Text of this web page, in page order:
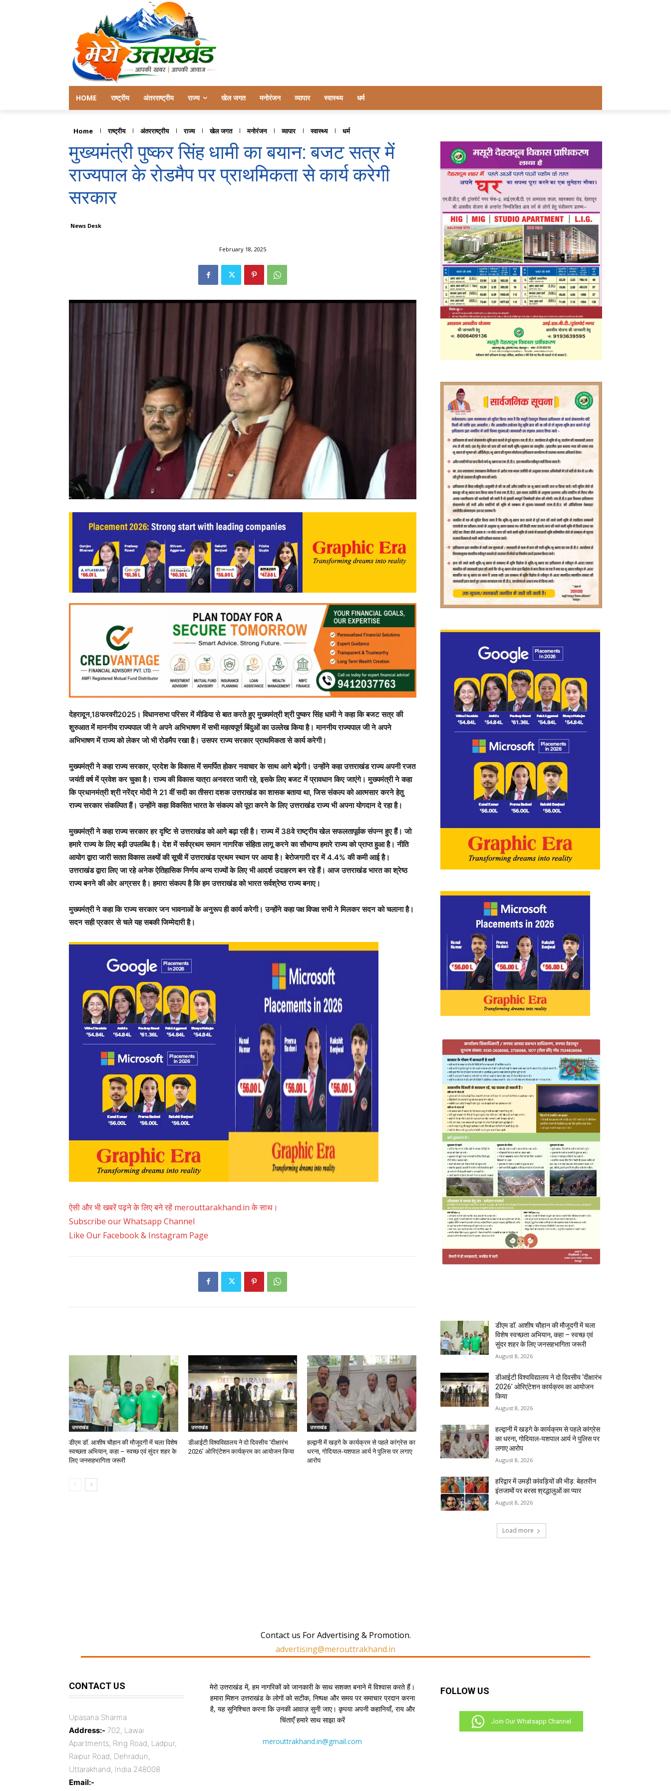
HOME राष्ट्रीय अंतरराष्ट्रीय राज्य खेल जगत मनोरंजन व्यापार स्वास्थ्य धर्म
Home राष्ट्रीय अंतरराष्ट्रीय राज्य खेल जगत मनोरंजन व्यापार स्वास्थ्य धर्म
मुख्यमंत्री पुष्कर सिंह धामी का बयान: बजट सत्र में
राज्यपाल के रोडमैप पर प्राथमिकता से कार्य करेगी
सरकार
News Desk
February 18, 2025
देहरादून,18फरवरी2025। विधानसभा परिसर में मीडिया से बात करते हुए मुख्यमंत्री श्री पुष्कर सिंह धामी ने कहा कि बजट सत्र की
शुरुआत में माननीय राज्यपाल जी ने अपने अभिभाषण में सभी महत्वपूर्ण बिंदुओं का उल्लेख किया है। माननीय राज्यपाल जी ने अपने
अभिभाषण में राज्य को लेकर जो भी रोडमैप रखा है। उसपर राज्य सरकार प्राथमिकता से कार्य करेगी।
मुख्यमंत्री ने कहा राज्य सरकार, प्रदेश के विकास में समर्पित होकर नवाचार के साथ आगे बढ़ेगी। उन्होंने कहा उत्तराखंड राज्य अपनी रजत
जयंती वर्ष में प्रवेश कर चुका है। राज्य की विकास यात्रा अनवरत जारी रहे, इसके लिए बजट में प्रावधान किए जाएंगे। मुख्यमंत्री ने कहा
कि प्रधानमंत्री श्री नरेंद्र मोदी ने 21 वीं सदी का तीसरा दशक उत्तराखंड का शासक बताया था, जिस संकल्प को आत्मसार करने हेतु
राज्य सरकार संकल्पित हैं। उन्होंने कहा विकसित भारत के संकल्प को पूरा करने के लिए उत्तराखंड राज्य भी अपना योगदान दे रहा है।
मुख्यमंत्री ने कहा राज्य सरकार हर दृष्टि से उत्तराखंड को आगे बढ़ा रही है। राज्य में 38वे राष्ट्रीय खेल सफलतापूर्वक संपन्न हुए हैं। जो
हमारे राज्य के लिए बड़ी उपलब्धि है। देश में सर्वप्रथम समान नागरिक संहिता लागू करने का सौभाग्य हमारे राज्य को प्राप्त हुआ है। नीति
आयोग द्वारा जारी सतत विकास लक्ष्यों की सूची में उत्तराखंड प्रथम स्थान पर आया है। बेरोजगारी दर में 4.4% की कमी आई है।
उत्तराखंड द्वारा लिए जा रहे अनेक ऐतिहासिक निर्णय अन्य राज्यों के लिए भी आदर्श उदाहरण बन रहे हैं। आज उत्तराखंड भारत का श्रेष्ठ
राज्य बनने की ओर अग्रसर है। हमारा संकल्प है कि हम उत्तराखंड को भारत सर्वश्रेष्ठ राज्य बनाए।
मुख्यमंत्री ने कहा कि राज्य सरकार जन भावनाओं के अनुरूप ही कार्य करेगी। उन्होंने कहा पक्ष विपक्ष सभी ने मिलकर सदन को चलाना है।
सदन सही प्रकार से चले यह सबकी जिम्मेदारी है।
ऐसी और भी खबरें पढ़ने के लिए बने रहें merouttarakhand.in के साथ।
Subscribe our Whatsapp Channel
Like Our Facebook & Instagram Page
उत्तराखंड
डीएम डॉ. आशीष चौहान की मौजूदगी में चला विशेष
स्वच्छता अभियान, कहा – स्वच्छ एवं सुंदर शहर के
लिए जनसहभागिता जरूरी
उत्तराखंड
डीआईटी विश्वविद्यालय ने दो दिवसीय ‘दीक्षारंभ
2026’ ओरिएंटेशन कार्यक्रम का आयोजन किया
उत्तराखंड
हल्द्वानी में खड़गे के कार्यक्रम से पहले कांग्रेस का
धरना, गोदियाल-यशपाल आर्य ने पुलिस पर लगाए
आरोप
डीएम डॉ. आशीष चौहान की मौजूदगी में चला
विशेष स्वच्छता अभियान, कहा – स्वच्छ एवं
सुंदर शहर के लिए जनसहभागिता जरूरी
August 8, 2026
डीआईटी विश्वविद्यालय ने दो दिवसीय ‘दीक्षारंभ
2026’ ओरिएंटेशन कार्यक्रम का आयोजन
किया
August 8, 2026
हल्द्वानी में खड़गे के कार्यक्रम से पहले कांग्रेस
का धरना, गोदियाल-यशपाल आर्य ने पुलिस पर
लगाए आरोप
August 8, 2026
हरिद्वार में उमड़ी कांवड़ियों की भीड़: बेहतरीन
इंतजामों पर बरसा श्रद्धालुओं का प्यार
August 8, 2026
Load more
Contact us For Advertising & Promotion.
advertising@merouttrakhand.in
CONTACT US
Upasana Sharma
Address:- 702, Lawai
Apartments, Ring Road, Ladpur,
Raipur Road, Dehradun,
Uttarakhand, India 248008
Email:-
मेरो उत्तराखंड में, हम नागरिकों को जानकारी के साथ सशक्त बनाने में विश्वास करते हैं।
हमारा मिशन उत्तराखंड के लोगों को सटीक, निष्पक्ष और समय पर समाचार प्रदान करना
है, यह सुनिश्चित करना कि उनकी आवाज़ सुनी जाए। कृपया अपनी कहानियाँ, राय और
चिंताएँ हमारे साथ साझा करें
merouttrakhand.in@gmail.com
FOLLOW US
Join Our Whatsapp Channel